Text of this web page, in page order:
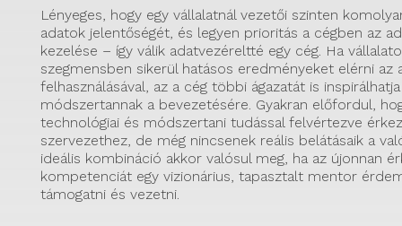
Lényeges, hogy egy vállalatnál vezetői szinten
adatok jelentőségét, és legyen prioritás a cégben az
kezelése – így válik adatvezéreltté egy cég. Ha
szegmensben sikerül hatásos eredményeket elérni az
felhasználásával, az a cég többi ágazatát is
módszertannak a bevezetésére. Gyakran előfordul,
technológiai és módszertani tudással felvértezve
szervezethez, de még nincsenek reális belátásaik a
ideális kombináció akkor valósul meg, ha az újonnan
kompetenciát egy vizionárius, tapasztalt mentor
támogatni és vezetni.